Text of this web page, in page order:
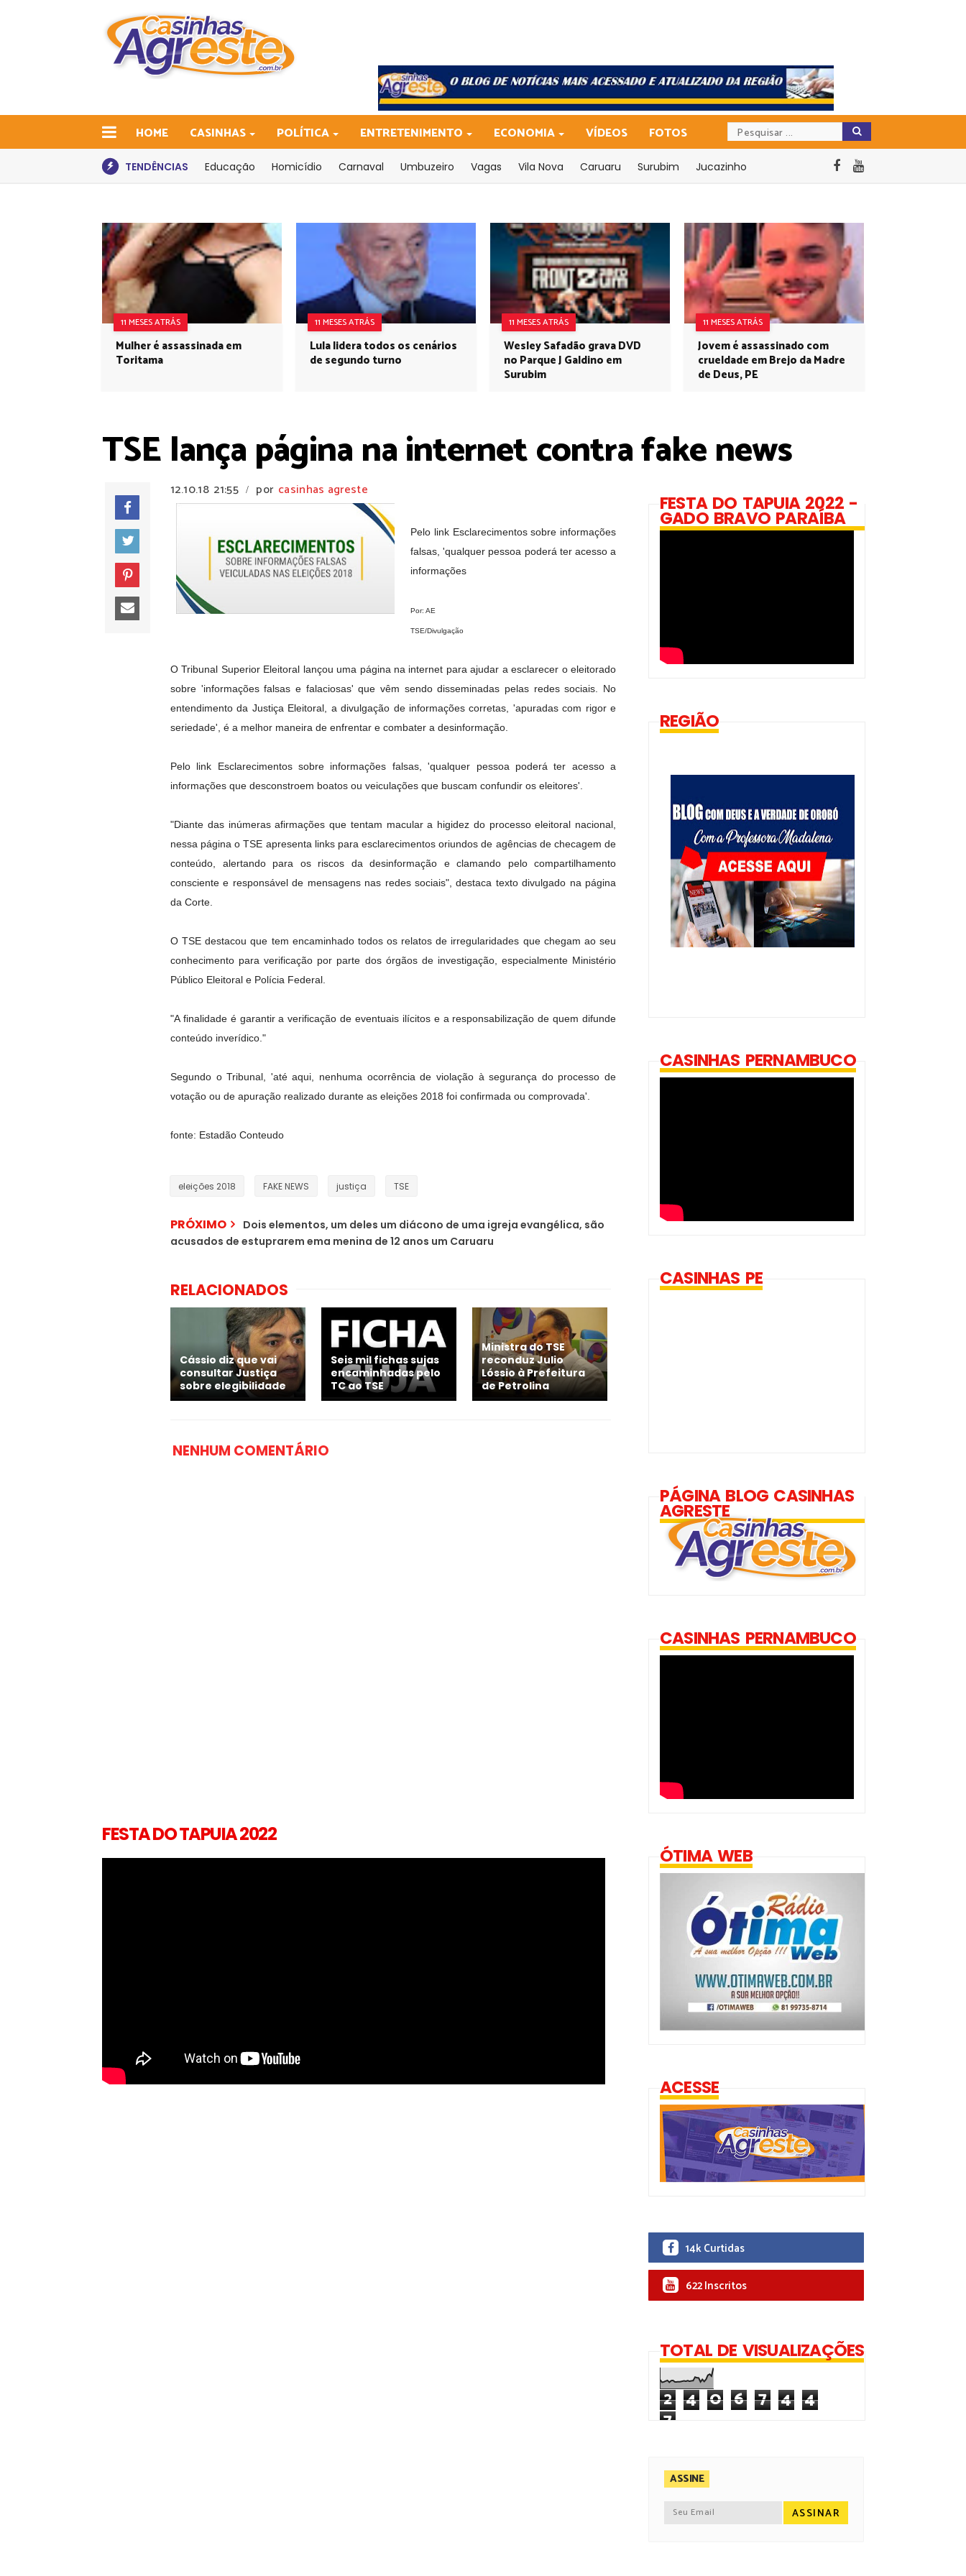
HOME CASINHAS POLÍTICA ENTRETENIMENTO ECONOMIA VÍDEOS FOTOS
TENDÊNCIAS Educação Homicídio Carnaval Umbuzeiro Vagas Vila Nova Caruaru Surubim Jucazinho
11 MESES ATRÁS
Mulher é assassinada em
Toritama
11 MESES ATRÁS
Lula lidera todos os cenários
de segundo turno
11 MESES ATRÁS
Wesley Safadão grava DVD
no Parque J Galdino em
Surubim
11 MESES ATRÁS
Jovem é assassinado com
crueldade em Brejo da Madre
de Deus, PE
TSE lança página na internet contra fake news
12.10.18 21:55 / por casinhas agreste
Pelo link Esclarecimentos sobre informações
falsas, 'qualquer pessoa poderá ter acesso a
informações
Por: AE
TSE/Divulgação
O Tribunal Superior Eleitoral lançou uma página na internet para ajudar a esclarecer o eleitorado
sobre 'informações falsas e falaciosas' que vêm sendo disseminadas pelas redes sociais. No
entendimento da Justiça Eleitoral, a divulgação de informações corretas, 'apuradas com rigor e
seriedade', é a melhor maneira de enfrentar e combater a desinformação.
Pelo link Esclarecimentos sobre informações falsas, 'qualquer pessoa poderá ter acesso a
informações que desconstroem boatos ou veiculações que buscam confundir os eleitores'.
"Diante das inúmeras afirmações que tentam macular a higidez do processo eleitoral nacional,
nessa página o TSE apresenta links para esclarecimentos oriundos de agências de checagem de
conteúdo, alertando para os riscos da desinformação e clamando pelo compartilhamento
consciente e responsável de mensagens nas redes sociais", destaca texto divulgado na página
da Corte.
O TSE destacou que tem encaminhado todos os relatos de irregularidades que chegam ao seu
conhecimento para verificação por parte dos órgãos de investigação, especialmente Ministério
Público Eleitoral e Polícia Federal.
"A finalidade é garantir a verificação de eventuais ilícitos e a responsabilização de quem difunde
conteúdo inverídico."
Segundo o Tribunal, 'até aqui, nenhuma ocorrência de violação à segurança do processo de
votação ou de apuração realizado durante as eleições 2018 foi confirmada ou comprovada'.
fonte: Estadão Conteudo
eleições 2018 FAKE NEWS justiça TSE
PRÓXIMO
Dois elementos, um deles um diácono de uma igreja evangélica, são
acusados de estuprarem ema menina de 12 anos um Caruaru
RELACIONADOS
Cássio diz que vai
consultar Justiça
sobre elegibilidade
Seis mil fichas sujas
encaminhadas pelo
TC ao TSE
Ministra do TSE
reconduz Julio
Lóssio à Prefeitura
de Petrolina
NENHUM COMENTÁRIO
FESTA DO TAPUIA 2022
FESTA DO TAPUIA 2022 -
GADO BRAVO PARAÍBA
REGIÃO
CASINHAS PERNAMBUCO
CASINHAS PE
PÁGINA BLOG CASINHAS
AGRESTE
CASINHAS PERNAMBUCO
ÓTIMA WEB
ACESSE
14k Curtidas
622 Inscritos
TOTAL DE VISUALIZAÇÕES
2 4 0 6 7 4 4
7
ASSINE